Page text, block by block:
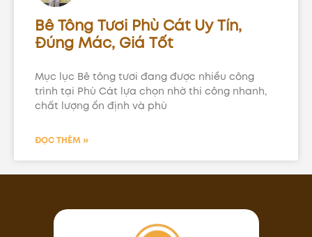
Bê Tông Tươi Phù Cát Uy Tín,
Đúng Mác, Giá Tốt
Mục lục Bê tông tươi đang được nhiều công
trình tại Phù Cát lựa chọn nhờ thi công nhanh,
chất lượng ổn định và phù
ĐỌC THÊM »